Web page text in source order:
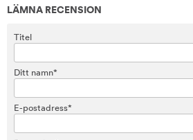
LÄMNA RECENSION
Titel
Ditt namn*
E-postadress*